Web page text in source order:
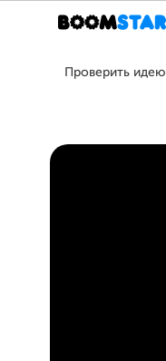
Проверить идею